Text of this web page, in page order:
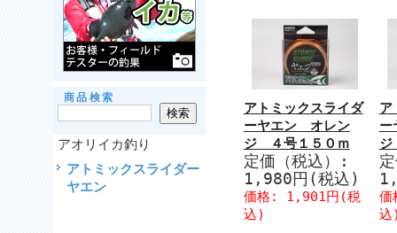
商品検索
アオリイカ釣り
アトミックスライダー
ヤエン
アトミックスライダ
ーヤエン オレン
ジ ４号１５０ｍ
定価（税込）:
1,980円(税込)
価格: 1,901円(税
込)
ア